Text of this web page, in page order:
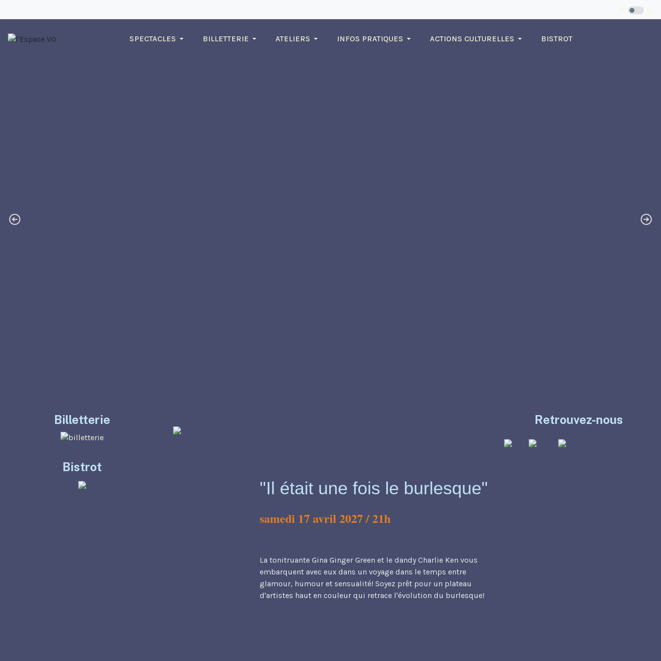
SPECTACLES BILLETTERIE ATELIERS INFOS PRATIQUES ACTIONS CULTURELLES BISTROT
"Il était une fois le burlesque"
samedi 17 avril 2027 / 21h
La tonitruante Gina Ginger Green et le dandy Charlie Ken vous
embarquent avec eux dans un voyage dans le temps entre
glamour, humour et sensualité! Soyez prêt pour un plateau
d'artistes haut en couleur qui retrace l'évolution du burlesque!
Billetterie
Bistrot
Retrouvez-nous